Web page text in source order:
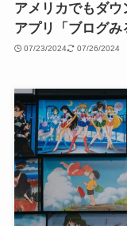
アメリカでもダ
アプリ「ブログみ
07/23/2024 07/26/2024